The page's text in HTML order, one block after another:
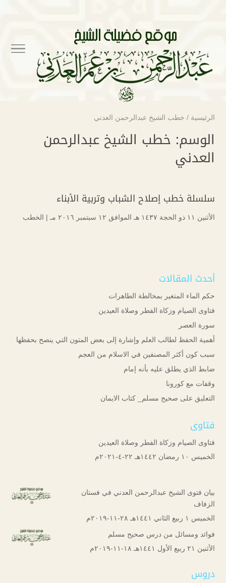
الرئيسية / خطب الشيخ عبدالرحمن العدني
الوسم: خطب الشيخ عبدالرحمن
العدني
سلسلة خطب إصلاح الشباب وتربية الأبناء
الأثنين ۱۱ ذو الحجة ۱٤۳۷ هـ الموافق ۱۲ سبتمبر ۲۰۱٦ مـ | الخطب
أحدث المقالات
حكم الماء المتغير بمخالطة الطاهرات
فتاوى الصيام وزكاة الفطر وصلاة العيدين
سورة العصر
أهمية الحفظ لطالب العلم وإشارة إلى بعض المتون التي ينصح بحفظها
سبب كون أكثر المصنفين في الاسلام من العجم
ضابط الذي يطلق عليه بأنه إمام
وقفات مع كورونا
التعليق على صحيح مسلم_ كتاب الايمان
فتاوى
فتاوى الصيام وزكاة الفطر وصلاة العيدين
الخميس ۱۰ رمضان ۱٤٤۲هـ ۲۲-٤-۲۰۲۱م
بيان فتوى الشيخ عبدالرحمن العدني في فستان
الزفاف
الخميس ۱ ربيع الثاني ۱٤٤۱هـ ۲۸-۱۱-۲۰۱۹م
فوائد ومسائل من درس صحيح مسلم
الأثنين ۲۱ ربيع الأول ۱٤٤۱هـ ۱۸-۱۱-۲۰۱۹م
دروس